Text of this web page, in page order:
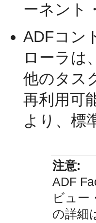
ーネント
ADFコン
ローラは
他のタス
再利用可
より、標
注意:
ADF
ビュー
の詳細